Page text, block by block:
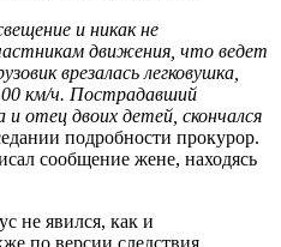
и никак не
движения, что ведет
врезалась легковушка,
км/ч. Пострадавший
отец двоих детей, скончался
подробности прокурор.
сообщение жене, находясь
не явился, как и
по версии следствия,